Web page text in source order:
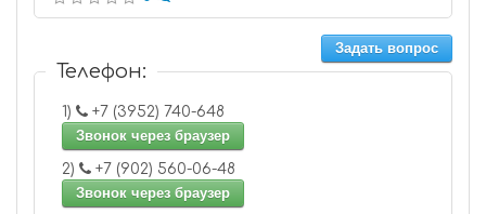
Задать вопрос
Телефон:
1)
+7 (3952) 740-648
Звонок через браузер
2)
+7 (902) 560-06-48
Звонок через браузер